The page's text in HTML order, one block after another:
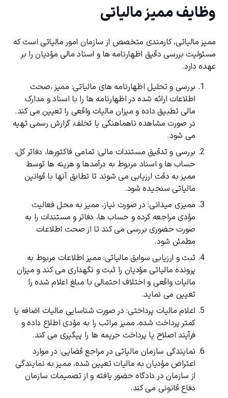
وظایف ممیز مالیاتی
ممیز مالیاتی، کارمندی متخصص از سازمان امور مالیاتی است که
مسئولیت بررسی دقیق اظهارنامه ‌ها و اسناد مالی مؤدیان را بر
عهده دارد.
بررسی و تحلیل اظهارنامه‌ های مالیاتی: ممیز ،صحت
اطلاعات ارائه ‌شده در اظهارنامه ‌ها را با اسناد و مدارک
مالی تطبیق داده و میزان مالیات واقعی را تعیین می ‌کند.
در صورت مشاهده ناهماهنگی یا تخلف، گزارش رسمی تهیه
می‌ شود.
بررسی و تدقیق مستندات مالی: تمامی فاکتورها، دفاتر کل،
حساب‌ ها و اسناد مربوط به درآمدها و هزینه‌ ها توسط
ممیز به دقت ارزیابی می ‌شوند تا تطابق آنها با قوانین
مالیاتی سنجیده شود.
ممیزی میدانی: در صورت نیاز، ممیز به محل فعالیت
مؤدی مراجعه کرده و حساب ‌ها، دفاتر و مستندات را به
صورت حضوری بررسی می ‌کند تا از صحت اطلاعات
مطمئن شود.
ثبت و ارزیابی سوابق مالیاتی: ممیز اطلاعات مربوط به
پرونده مالیاتی مؤدیان را ثبت و نگهداری می ‌کند و میزان
مالیات واقعی و اختلاف احتمالی با مبلغ اعلام ‌شده را
تعیین می ‌نماید.
اعلام مالیات ‌پرداختی: در صورت شناسایی مالیات اضافه یا
کمتر پرداخت ‌شده، ممیز مراتب را به مؤدی اطلاع داده و
فرآیند اصلاح یا پرداخت جریمه‌ ها را پیگیری می‌ کند.
نمایندگی سازمان مالیاتی در مراجع قضایی: در موارد
اعتراض مؤدیان به مالیات تعیین ‌شده، ممیز به نمایندگی
از سازمان در دادگاه حضور یافته و از تصمیمات سازمان
دفاع قانونی می ‌کند.